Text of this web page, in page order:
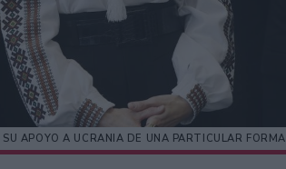
APOYO A UCRANIA DE UNA PARTICULAR FORMA